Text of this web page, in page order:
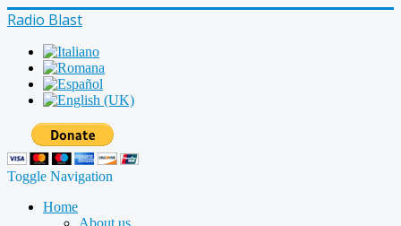
Radio Blast
Toggle Navigation
Home
About us